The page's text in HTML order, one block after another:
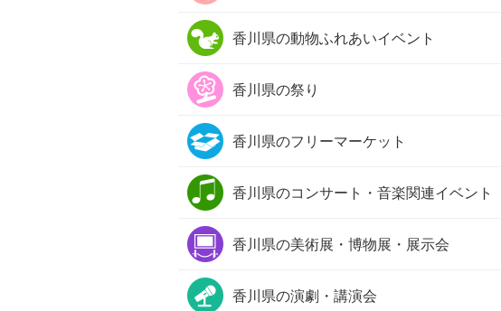
香川県の動物ふれあいイベント
香川県の祭り
香川県のフリーマーケット
香川県のコンサート・音楽関連イベント
香川県の美術展・博物展・展示会
香川県の演劇・講演会